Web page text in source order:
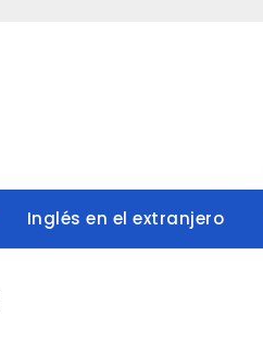
Inglés en el extranjero